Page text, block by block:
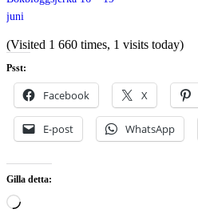
juni
(Visited 1 660 times, 1 visits today)
Psst:
Facebook X
E-post WhatsApp
Gilla detta:
Laddar